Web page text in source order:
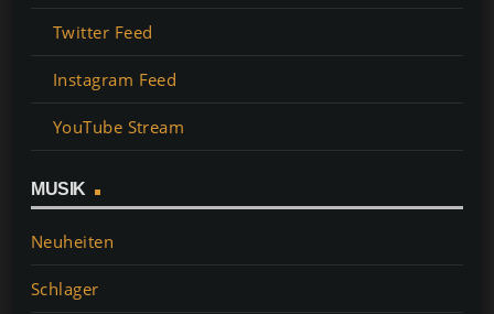
Twitter Feed
Instagram Feed
YouTube Stream
MUSIK
Neuheiten
Schlager